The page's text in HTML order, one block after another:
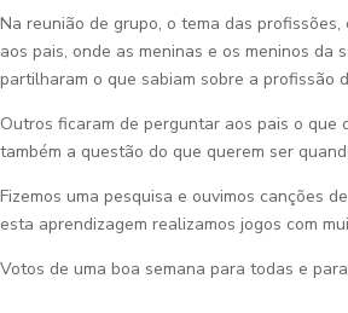
Na reunião de grupo, o tema das
aos pais, onde as meninas e os meninos da
partilharam o que sabiam sobre a profissão
Outros ficaram de perguntar aos pais o que
também a questão do que querem ser
Fizemos uma pesquisa e ouvimos canções
esta aprendizagem realizamos jogos com
Votos de uma boa semana para todas e